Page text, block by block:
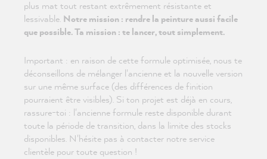
plus mat tout restant extrêmement résistante et
lessivable. Notre mission : rendre la peinture aussi facile
que possible. Ta mission : te lancer, tout simplement.
Important : en raison de cette formule optimisée, nous te
déconseillons de mélanger l'ancienne et la nouvelle version
sur une même surface (des différences de finition
pourraient être visibles). Si ton projet est déjà en cours,
rassure-toi : l'ancienne formule reste disponible durant
toute la période de transition, dans la limite des stocks
disponibles. N'hésite pas à contacter notre service
clientèle pour toute question !